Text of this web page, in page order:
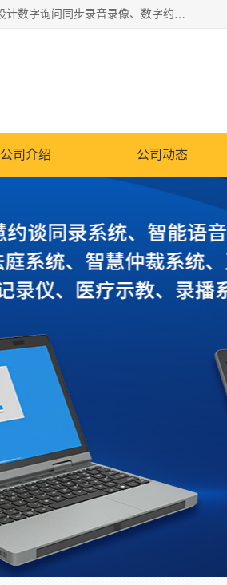
深圳鼎立宏泰科技有限公司专注做语音录像系统；主要服务有：约谈室同步录音录像系统、设计数字询问同步录音录像、数字约谈室同步录音录像、公开听证室、智慧庭审、智能语音识别转写、远程提讯（提审）、记录仪、远程指挥综合管理平台、录播系统等
公司介绍 公司动态